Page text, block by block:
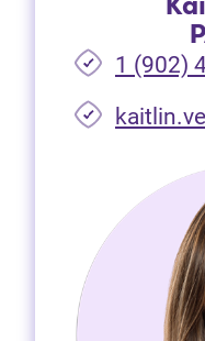
1 (902)